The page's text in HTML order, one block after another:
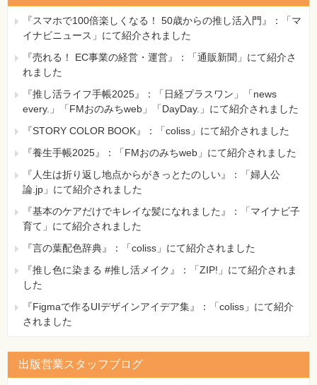
『スマホで100倍楽しくなる！ 50歳からの推し活入門』：「マ
イナビニュース」にて紹介されました
『売れる！ EC事業の経営・運営』：「通販新聞」にて紹介さ
れました
『推し活ライフ手帳2025』：「日経プラスワン」「news
every.」「FMおのみちweb」「DayDay.」にて紹介されました
『STORY COLOR BOOK』：「coliss」にて紹介されました
『養生手帳2025』：「FMおのみちweb」にて紹介されました
『人生は折り返し地点からがきっとたのしい』：「婦人公
論.jp」にて紹介されました
『基本のケアだけでキレイな髪になれました』：「マイナビ子
育て」にて紹介されました
『言の葉配色辞典』：「coliss」にて紹介されました
『推し色に染まる #推し活メイク』：「ZIP!」にて紹介されま
した
『Figmaで作るUIデザインアイデア集』：「coliss」にて紹介
されました
出版営業スタッフブログ